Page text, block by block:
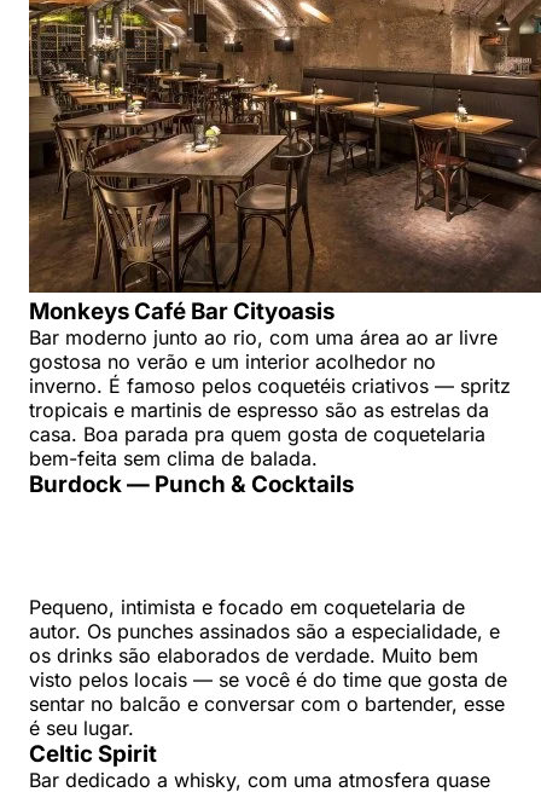
Monkeys Café Bar Cityoasis
Bar moderno junto ao rio, com uma área ao ar livre
gostosa no verão e um interior acolhedor no
inverno. É famoso pelos coquetéis criativos — spritz
tropicais e martinis de espresso são as estrelas da
casa. Boa parada pra quem gosta de coquetelaria
bem-feita sem clima de balada.
Burdock — Punch & Cocktails
Pequeno, intimista e focado em coquetelaria de
autor. Os punches assinados são a especialidade, e
os drinks são elaborados de verdade. Muito bem
visto pelos locais — se você é do time que gosta de
sentar no balcão e conversar com o bartender, esse
é seu lugar.
Celtic Spirit
Bar dedicado a whisky, com uma atmosfera quase